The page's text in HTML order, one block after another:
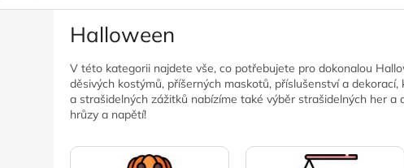
Halloween
V této kategorii najdete vše, co potřebujete pro dokonalou
děsivých kostýmů, příšerných maskotů, příslušenství a
a strašidelných zážitků nabízíme také výběr strašidelných her
hrůzy a napětí!